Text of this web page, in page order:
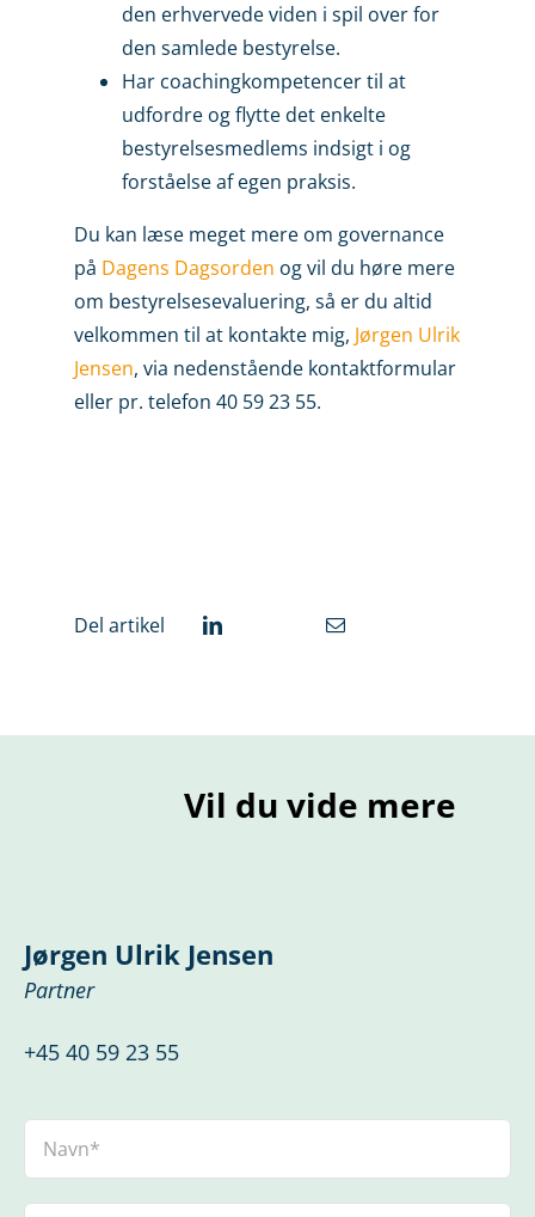
den erhvervede viden i spil over for
den samlede bestyrelse.
Har coachingkompetencer til at
udfordre og flytte det enkelte
bestyrelsesmedlems indsigt i og
forståelse af egen praksis.
Du kan læse meget mere om governance
på Dagens Dagsorden og vil du høre mere
om bestyrelsesevaluering, så er du altid
velkommen til at kontakte mig, Jørgen Ulrik
Jensen, via nedenstående kontaktformular
eller pr. telefon 40 59 23 55.
Del artikel
Vil du vide mere
Jørgen Ulrik Jensen
Partner
+45 40 59 23 55